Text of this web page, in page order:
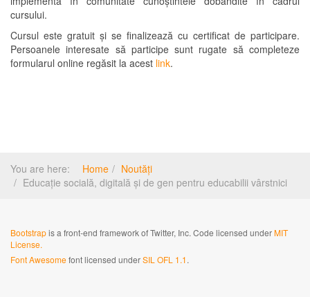
cursului.
Cursul este gratuit și se finalizează cu certificat de participare.
Persoanele interesate să participe sunt rugate să completeze
formularul online regăsit la acest link.
You are here: Home
Noutăți
Educație socială, digitală și de gen pentru educabilii vârstnici
Bootstrapis a front-end framework of Twitter, Inc. Code licensed underMIT
License.
Font Awesomefont licensed underSIL OFL 1.1.